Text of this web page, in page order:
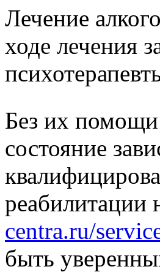
Лечение
ходе лечения
Без их помощи
состояние
реабилитации
centra.ru/
быть